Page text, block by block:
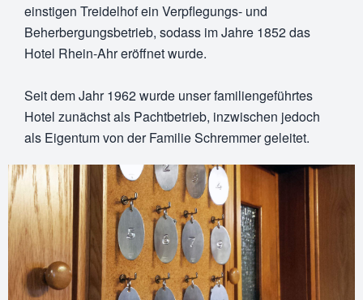
einstigen Treidelhof ein Verpflegungs- und
Beherbergungsbetrieb, sodass im Jahre 1852 das
Hotel Rhein-Ahr eröffnet wurde.
Seit dem Jahr 1962 wurde unser familiengeführtes
Hotel zunächst als Pachtbetrieb, inzwischen jedoch
als Eigentum von der Familie Schremmer geleitet.